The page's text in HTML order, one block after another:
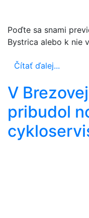
Poďte sa snami
Bystrica alebo k nie
Čítať ďalej...
V
pribudol